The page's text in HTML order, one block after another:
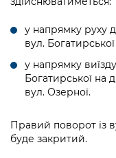
Безбар'єрність
Київська міська
Міський
Важливе під
у напрямку руху
вул.
у напрямку
Богатирської на
вул. Озерної.
Правий поворот із
буде закритий.